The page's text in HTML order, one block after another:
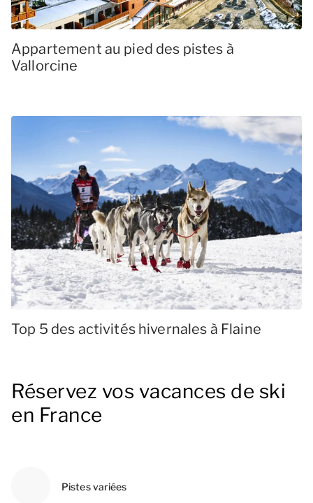
Appartement au pied des pistes à
Vallorcine
Top 5 des activités hivernales à Flaine
Réservez vos vacances de ski
en France
Pistes variées